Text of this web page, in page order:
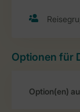
Optionen für